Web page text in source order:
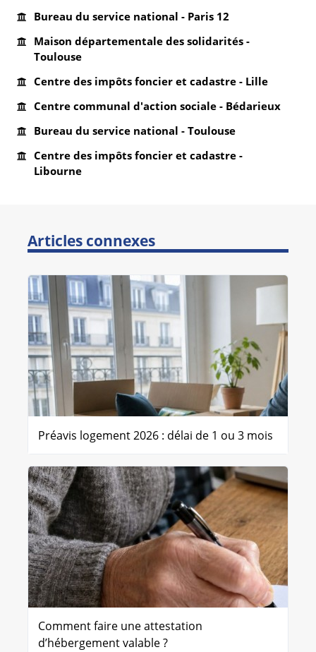
Bureau du service national - Paris 12
Maison départementale des solidarités -
Toulouse
Centre des impôts foncier et cadastre - Lille
Centre communal d'action sociale - Bédarieux
Bureau du service national - Toulouse
Centre des impôts foncier et cadastre -
Libourne
Articles connexes
Préavis logement 2026 : délai de 1 ou 3 mois
Comment faire une attestation
d’hébergement valable ?